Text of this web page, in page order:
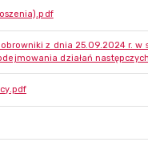
z dnia 25.09.2024 r.
działań